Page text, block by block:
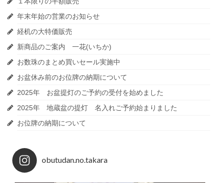
年末年始の営業のお知らせ
経机の大特価販売
新商品のご案内 一花(いちか)
お数珠のまとめ買いセール実施中
お盆休み前のお位牌の納期について
2025年 お盆提灯のご予約の受付を始めました
2025年 地蔵盆の提灯 名入れご予約始まりました
お位牌の納期について
obutudan.no.takara